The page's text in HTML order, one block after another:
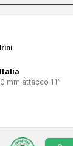
Italia
mm attacco 11”